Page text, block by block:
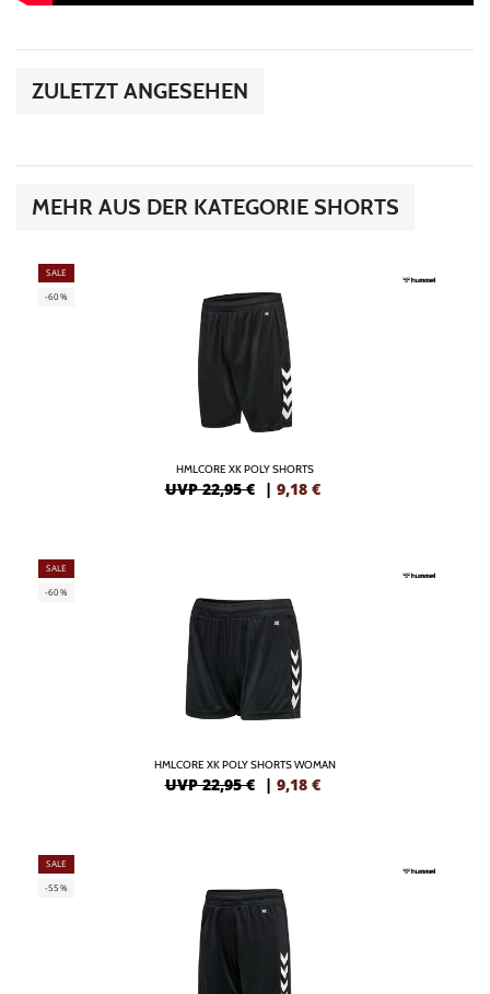
ZULETZT ANGESEHEN
MEHR AUS DER KATEGORIE SHORTS
SALE
-60%
HMLCORE XK POLY SHORTS
UVP 22,95 € | 9,18 €
SALE
-60%
HMLCORE XK POLY SHORTS WOMAN
UVP 22,95 € | 9,18 €
SALE
-55%